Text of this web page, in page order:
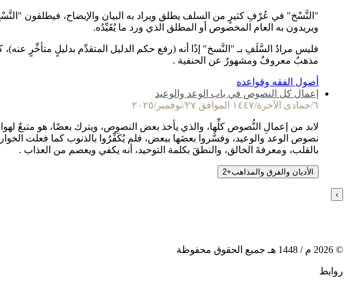
"النَّسْخ" في عُرْفِ كثيرٍ من السلف يطلق ويراد به البيان والإيضاح، فيطلقون
ويريدون به العام المخصوص أو المطلق الذي ورد ما يُقَيِّدُه.
فليس مرادُ السَّلَفِ بـ "النَّسخ" إذًا أنه (رفع حكم الدليل المتقدِّم بدليلٍ متأخِّرٍ
مذهبٌ معروفٌ ومشهورٌ عن الحنفية .
أصول الفقه وقواعده
إعمال كل النصوص في باب الوعد والوعيد
٦/جمادى الآخرة/١٤٤٧ الموافق ٢٧/نوفمبر/٢٠٢٥
لابد من إعمالِ النُّصوص كلِّها، والذي يأخذ بعض النصوص، ويترك بعضًا، هو متبعٌ
نصوص الوعد والوعيد، وفسَّروا بعضَها ببعض، فلم يُكَفِّرُوا بالذنوب كما فعلت
بالقلب، ومعرفةَ الخالق، والنطقَ بكلمة التوحيد، أنه يكفي ويعصم من العذاب .
الأديان والفرق والمذاهب+
2
›
©
2026 م / 1448 هـ جميع الحقوق محفوظة
روابط